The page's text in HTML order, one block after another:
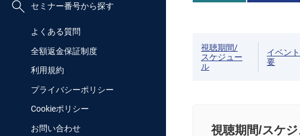
セミナー番号から探す
よくある質問
全額返金保証制度
利用規約
プライバシーポリシー
Cookieポリシー
お問い合わせ
視聴期間/
スケジュー
ル
イベン
要
視聴期間/スケ